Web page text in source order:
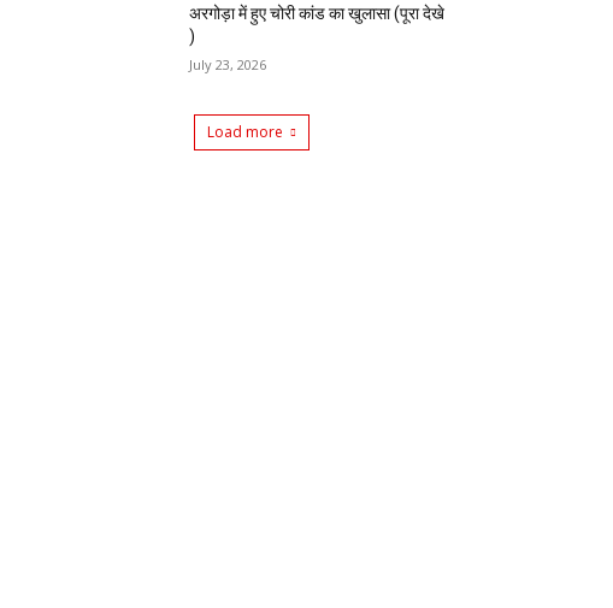
अरगोड़ा में हुए चोरी कांड का खुलासा (पूरा देखे
)
July 23, 2026
Load more